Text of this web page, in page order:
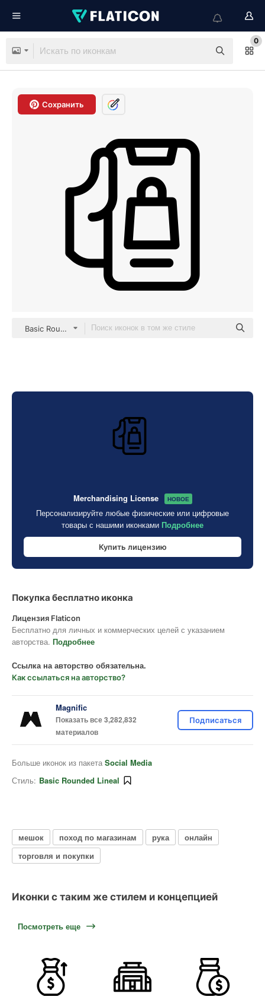
0
Сохранить
Basic Rounded Lineal
Merchandising License НОВОЕ
Персонализируйте любые физические или цифровые
товары с нашими иконками Подробнее
Купить лицензию
Покупка бесплатно иконка
Лицензия Flaticon
Бесплатно для личных и коммерческих целей с указанием
авторства. Подробнее
Ссылка на авторство обязательна.
Как ссылаться на авторство?
Magnific
Показать все 3,282,832
материалов
Подписаться
Больше иконок из пакета Social Media
Стиль: Basic Rounded Lineal
мешок поход по магазинам рука
онлайн
торговля и покупки
Иконки с таким же стилем и концепцией
Посмотреть еще